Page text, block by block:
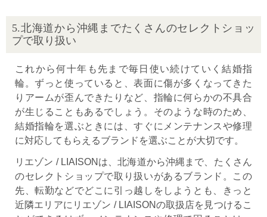
5.北海道から沖縄までたくさんのセレクトショッ
プで取り扱い
これから何十年も先まで毎日使い続けていく結婚指
輪。ずっと使っていると、表面に傷が多くなってきた
りアームが歪んできたりなど、指輪に何らかの不具合
が生じることもあるでしょう。そのような時のため、
結婚指輪を選ぶときには、すぐにメンテナンスや修理
に対応してもらえるブランドを選ぶことが大切です。
リエゾン / LIAISONは、北海道から沖縄まで、たくさん
のセレクトショップで取り扱いがあるブランド。この
先、転勤などでどこに引っ越しをしようとも、きっと
近隣エリアにリエゾン / LIAISONの取扱店を見つけるこ